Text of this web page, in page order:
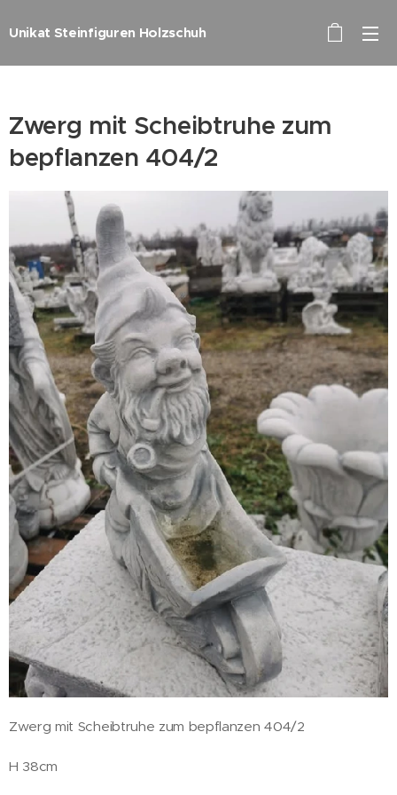
Unikat Steinfiguren Holzschuh
Zwerg mit Scheibtruhe zum
bepflanzen 404/2
Zwerg mit Scheibtruhe zum bepflanzen 404/2
H 38cm